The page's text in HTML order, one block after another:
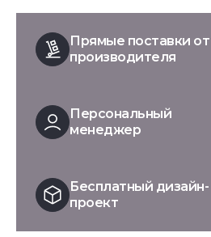
Прямые поставки от
производителя
Персональный
менеджер
Бесплатный дизайн-
проект